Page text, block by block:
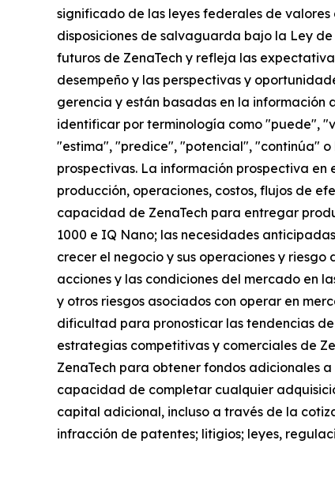
significado de las leyes federales de valores
disposiciones de salvaguarda bajo la Ley
futuros de ZenaTech y refleja las
desempeño y las perspectivas y
gerencia y están basadas en la información
identificar por terminología como "puede",
"estima", "predice", "potencial", "continúa"
prospectivas. La información prospectiva en
producción, operaciones, costos, flujos de
capacidad de ZenaTech para entregar
1000 e IQ Nano; las necesidades
crecer el negocio y sus operaciones y
acciones y las condiciones del mercado en
y otros riesgos asociados con operar en
dificultad para pronosticar las tendencias
estrategias competitivas y comerciales de
ZenaTech para obtener fondos adicionales
capacidad de completar cualquier
capital adicional, incluso a través de la
infracción de patentes; litigios; leyes,